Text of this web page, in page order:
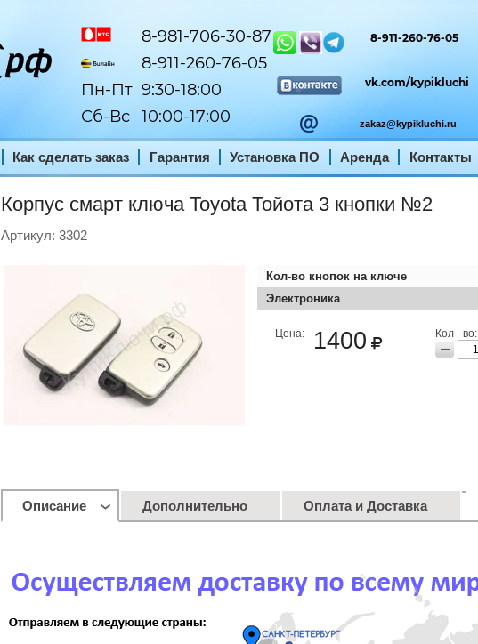
Как сделать заказ Гарантия Установка ПО Аренда Контакты
8-981-706-30-87
8-911-260-76-05
Пн-Пт 9:30-18:00
Сб-Вс
10:00-17:00
8-911-260-76-05
vk.com/kypikluchi
zakaz@kypikluchi.ru
Корпус смарт ключа Toyota Тойота 3 кнопки №2
Артикул: 3302
Кол-во кнопок на ключе
Электроника
Цена: 1400 Кол - во:
Описание Дополнительно Оплата и Доставка